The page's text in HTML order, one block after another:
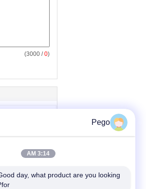
(
0
/ 3000)
اختبار الإصبع مسبار -
شهادة المختبر الثالث
Pego
3:14 AM
day, what product are you looking
for?